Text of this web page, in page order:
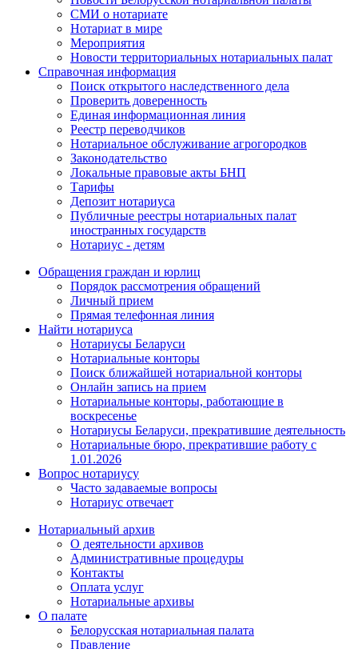
СМИ о нотариате
Нотариат в мире
Мероприятия
Новости территориальных нотариальных палат
Справочная информация
Поиск открытого наследственного дела
Проверить доверенность
Единая информационная линия
Реестр переводчиков
Нотариальное обслуживание агрогородков
Законодательство
Локальные правовые акты БНП
Тарифы
Депозит нотариуса
Публичные реестры нотариальных палат
иностранных государств
Нотариус - детям
Обращения граждан и юрлиц
Порядок рассмотрения обращений
Личный прием
Прямая телефонная линия
Найти нотариуса
Нотариусы Беларуси
Нотариальные конторы
Поиск ближайшей нотариальной конторы
Онлайн запись на прием
Нотариальные конторы, работающие в
воскресенье
Нотариусы Беларуси, прекратившие деятельность
Нотариальные бюро, прекратившие работу с
1.01.2026
Вопрос нотариусу
Часто задаваемые вопросы
Нотариус отвечает
Нотариальный архив
О деятельности архивов
Административные процедуры
Контакты
Оплата услуг
Нотариальные архивы
О палате
Белорусская нотариальная палата
Правление